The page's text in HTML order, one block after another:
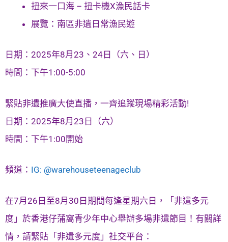
扭來一口海 – 扭卡機X漁民話卡
展覽：南區非遺日常漁民遊
日期：2025年8月23、24日（六、日）
時間：下午1:00-5:00
緊貼非遺推廣大使直播，一齊追蹤現場精彩活動!
日期：2025年8月23日（六）
時間：下午1:00開始
頻道： IG: @warehouseteenageclub
在7月26日至8月30日期間每逢星期六日，「非遺多元
度」於香港仔蒲窩青少年中心舉辦多場非遺節目！有關詳
情，請緊貼「非遺多元度」社交平台：